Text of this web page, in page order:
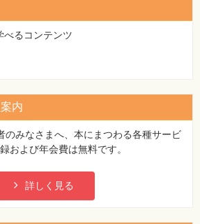
べるコンテンツ
内
のみなさまへ、本にまつわる各種サービ
および年会費は無料です。
詳しく見る